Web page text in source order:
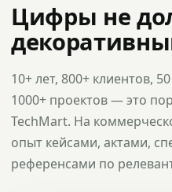
Цифры не
10+ лет, 800+ клиентов,
1000+ проектов — это
TechMart. На
опыт кейсами, актами,
референсами по